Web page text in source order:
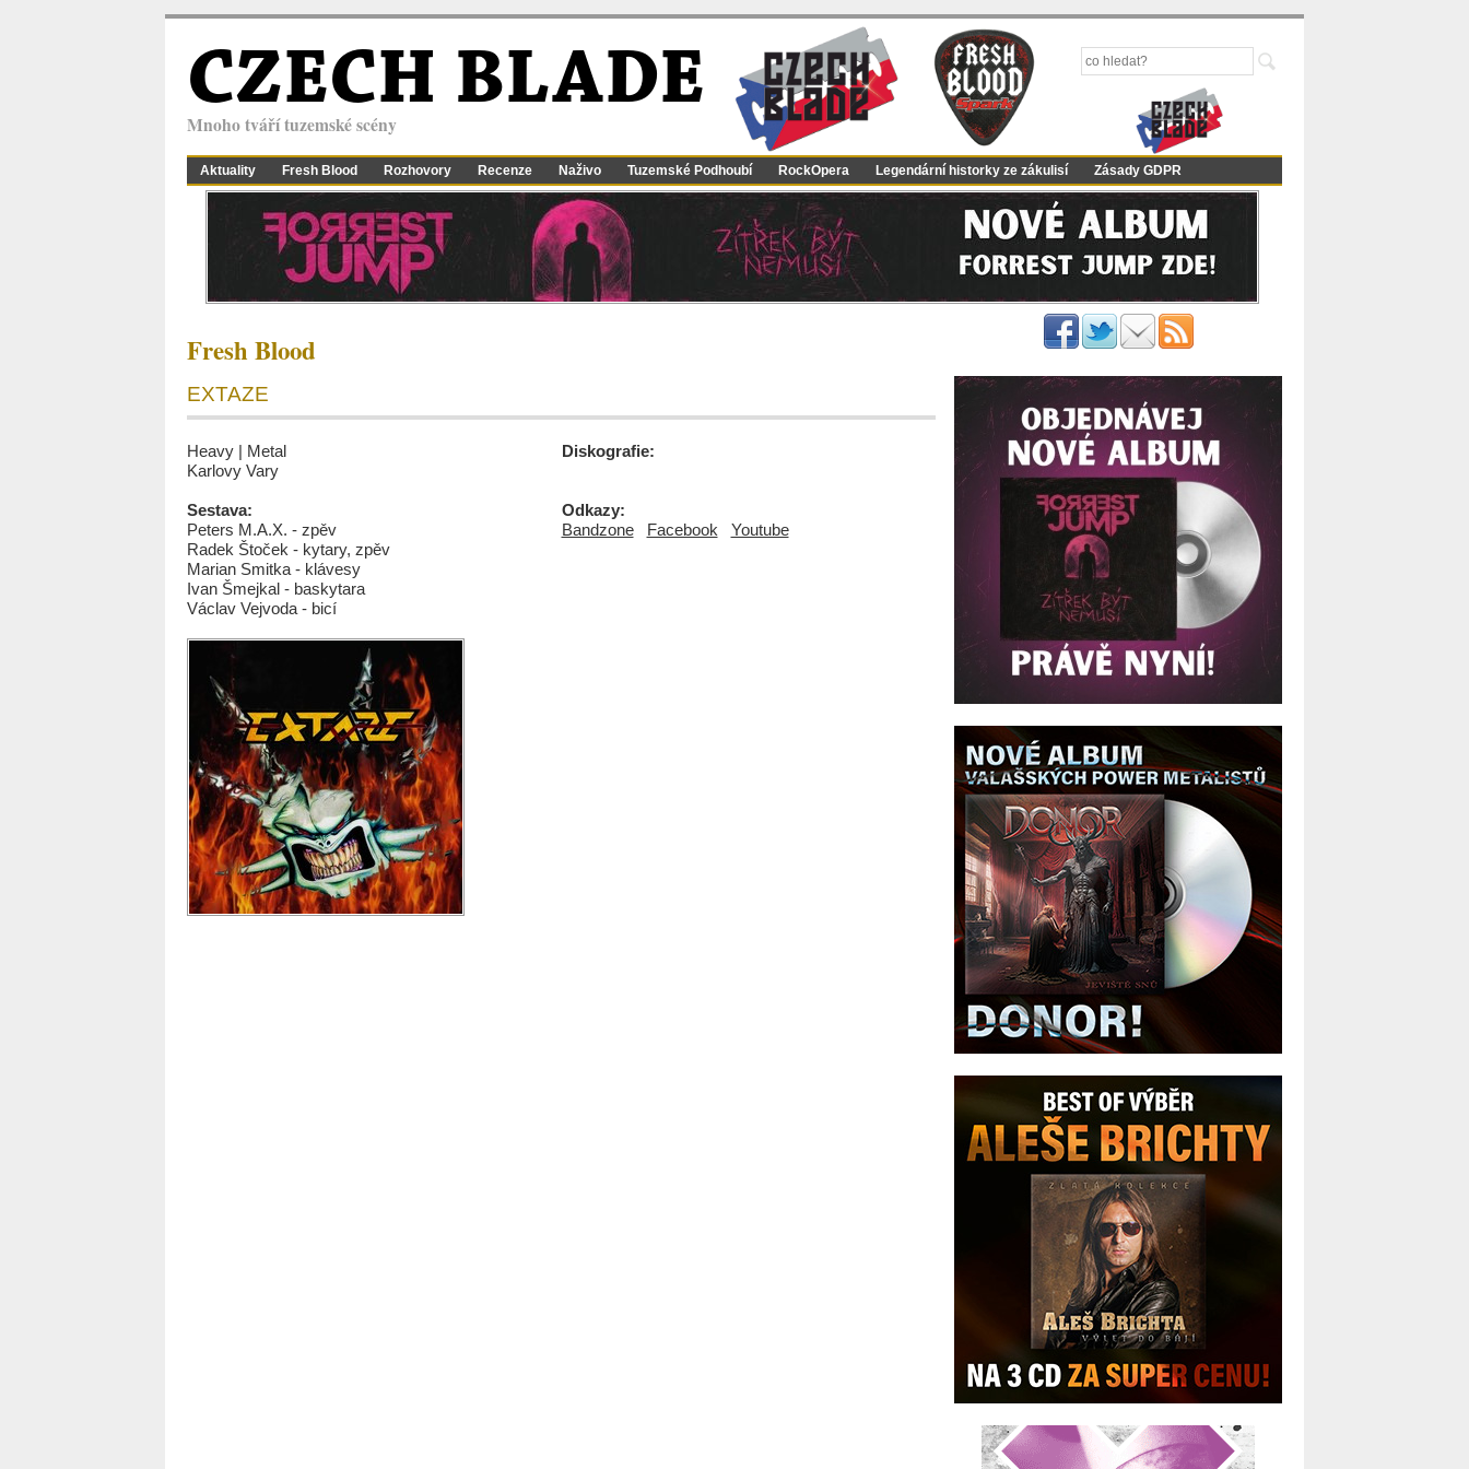
CZECH BLADE
Mnoho tváří tuzemské scény
Aktuality Fresh Blood Rozhovory Recenze Naživo Tuzemské Podhoubí RockOpera Legendární historky ze zákulisí Zásady GDPR
Fresh Blood
EXTAZE
Heavy | Metal
Karlovy Vary
Sestava:
Peters M.A.X. - zpěv
Radek Štoček - kytary, zpěv
Marian Smitka - klávesy
Ivan Šmejkal - baskytara
Václav Vejvoda - bicí
Diskografie:
Odkazy:
Bandzone
Facebook Youtube